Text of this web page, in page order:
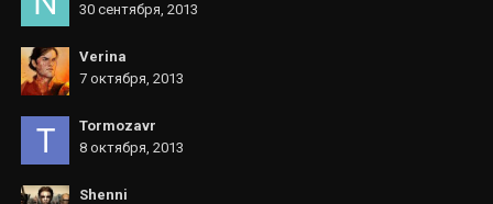
30 сентября, 2013
Verina
7 октября, 2013
Tormozavr
8 октября, 2013
Shenni